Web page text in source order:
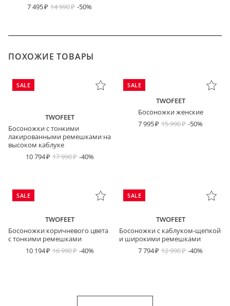
7 495
14 990 -50%
ПОХОЖИЕ ТОВАРЫ
SALE
TWOFEET
Босоножки с тонкими
лакированными ремешками на
высоком каблуке
10 794
17 990 -40%
SALE
TWOFEET
Босоножки женские
7 995
15 990 -50%
SALE
TWOFEET
Босоножки коричневого цвета
с тонкими ремешками
10 194
16 990 -40%
SALE
TWOFEET
Босоножки с каблуком-щепкой
и широкими ремешками
7 794
12 990 -40%